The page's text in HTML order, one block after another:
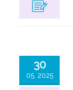
30
05, 2025